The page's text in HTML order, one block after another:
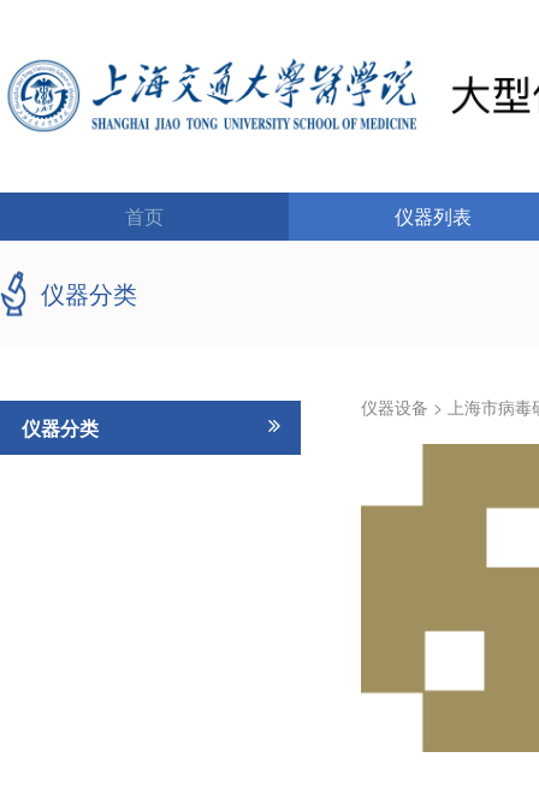
首页 仪器列表
仪器分类
仪器分类
仪器设备 > 上海市病毒